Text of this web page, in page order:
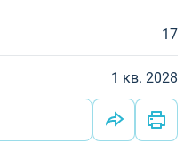
17
1 кв. 2028